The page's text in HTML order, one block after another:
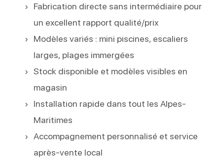
Fabrication directe sans intermédiaire pour
un excellent rapport qualité/prix
Modèles variés : mini piscines, escaliers
larges, plages immergées
Stock disponible et modèles visibles en
magasin
Installation rapide dans tout les Alpes-
Maritimes
Accompagnement personnalisé et service
après-vente local